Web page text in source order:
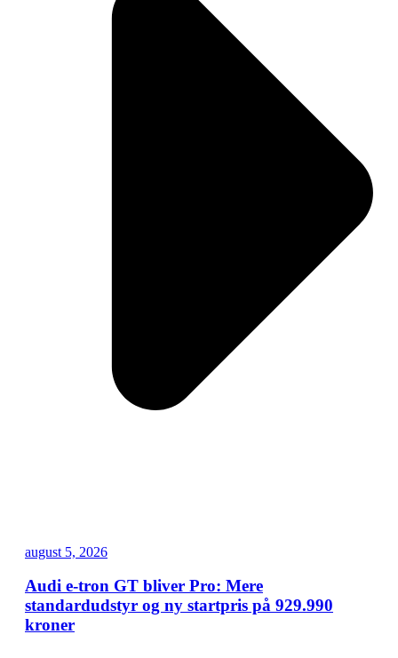
august 5, 2026
Audi e-tron GT bliver Pro: Mere
standardudstyr og ny startpris på 929.990
kroner